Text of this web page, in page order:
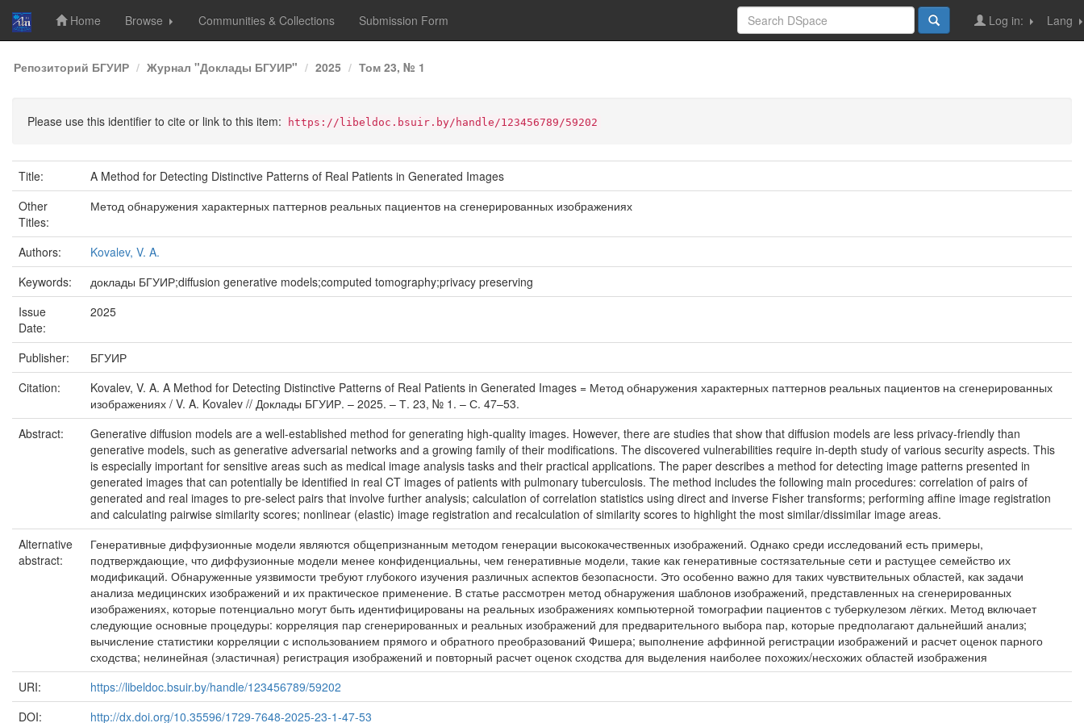
Skip
navigation
Home Browse Communities & Collections Submission Form Lang
Log in:
Репозиторий БГУИР Журнал "Доклады БГУИР" 2025 Том 23, № 1
Please use this identifier to cite or link to this item: https://libeldoc.bsuir.by/handle/123456789/59202
Title:
A Method for Detecting Distinctive Patterns of Real Patients in Generated Images
Other
Titles:
Метод обнаружения характерных паттернов реальных пациентов на сгенерированных изображениях
Authors:
Kovalev, V. A.
Keywords:
доклады БГУИР;diffusion generative models;computed tomography;privacy preserving
Issue
Date:
2025
Publisher:
БГУИР
Citation:
Kovalev, V. A. A Method for Detecting Distinctive Patterns of Real Patients in Generated Images = Метод обнаружения характерных паттернов реальных пациентов на сгенерированных
изображениях / V. A. Kovalev // Доклады БГУИР. – 2025. – Т. 23, № 1. – С. 47–53.
Abstract:
Generative diffusion models are a well-established method for generating high-quality images. However, there are studies that show that diffusion models are less privacy-friendly than
generative models, such as generative adversarial networks and a growing family of their modifications. The discovered vulnerabilities require in-depth study of various security aspects. This
is especially important for sensitive areas such as medical image analysis tasks and their practical applications. The paper describes a method for detecting image patterns presented in
generated images that can potentially be identified in real CT images of patients with pulmonary tuberculosis. The method includes the following main procedures: correlation of pairs of
generated and real images to pre-select pairs that involve further analysis; calculation of correlation statistics using direct and inverse Fisher transforms; performing affine image registration
and calculating pairwise similarity scores; nonlinear (elastic) image registration and recalculation of similarity scores to highlight the most similar/dissimilar image areas.
Alternative
abstract:
Генеративные диффузионные модели являются общепризнанным методом генерации высококачественных изображений. Однако среди исследований есть примеры,
подтверждающие, что диффузионные модели менее конфиденциальны, чем генеративные модели, такие как генеративные состязательные сети и растущее семейство их
модификаций. Обнаруженные уязвимости требуют глубокого изучения различных аспектов безопасности. Это особенно важно для таких чувствительных областей, как задачи
анализа медицинских изображений и их практическое применение. В статье рассмотрен метод обнаружения шаблонов изображений, представленных на сгенерированных
изображениях, которые потенциально могут быть идентифицированы на реальных изображениях компьютерной томографии пациентов с туберкулезом лёгких. Метод включает
следующие основные процедуры: корреляция пар сгенерированных и реальных изображений для предварительного выбора пар, которые предполагают дальнейший анализ;
вычисление статистики корреляции с использованием прямого и обратного преобразований Фишера; выполнение аффинной регистрации изображений и расчет оценок парного
сходства; нелинейная (эластичная) регистрация изображений и повторный расчет оценок сходства для выделения наиболее похожих/несхожих областей изображения
URI:
https://libeldoc.bsuir.by/handle/123456789/59202
DOI:
http://dx.doi.org/10.35596/1729-7648-2025-23-1-47-53